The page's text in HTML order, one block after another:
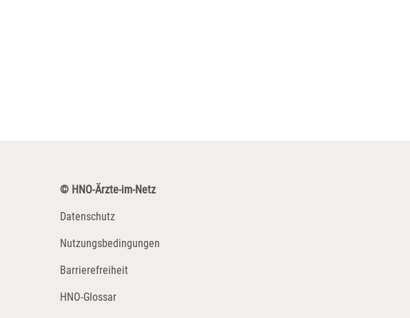
© HNO-Ärzte-im-Netz
Datenschutz
Nutzungsbedingungen
Barrierefreiheit
HNO-Glossar